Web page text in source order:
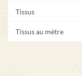
Tissus
Tissus au mètre